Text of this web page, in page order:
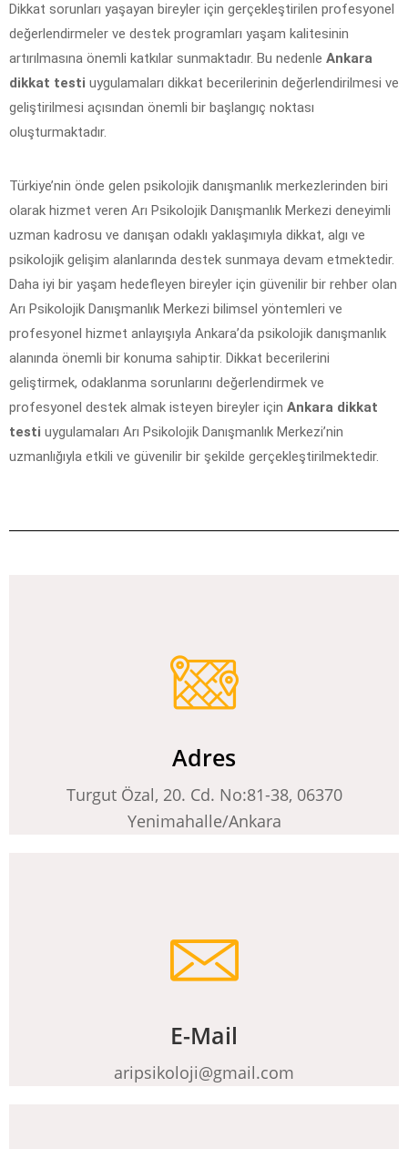
Dikkat sorunları yaşayan bireyler için gerçekleştirilen profesyonel
değerlendirmeler ve destek programları yaşam kalitesinin
artırılmasına önemli katkılar sunmaktadır. Bu nedenle Ankara
dikkat testi uygulamaları dikkat becerilerinin değerlendirilmesi ve
geliştirilmesi açısından önemli bir başlangıç noktası
oluşturmaktadır.
Türkiye’nin önde gelen psikolojik danışmanlık merkezlerinden biri
olarak hizmet veren Arı Psikolojik Danışmanlık Merkezi deneyimli
uzman kadrosu ve danışan odaklı yaklaşımıyla dikkat, algı ve
psikolojik gelişim alanlarında destek sunmaya devam etmektedir.
Daha iyi bir yaşam hedefleyen bireyler için güvenilir bir rehber olan
Arı Psikolojik Danışmanlık Merkezi bilimsel yöntemleri ve
profesyonel hizmet anlayışıyla Ankara’da psikolojik danışmanlık
alanında önemli bir konuma sahiptir. Dikkat becerilerini
geliştirmek, odaklanma sorunlarını değerlendirmek ve
profesyonel destek almak isteyen bireyler için Ankara dikkat
testi uygulamaları Arı Psikolojik Danışmanlık Merkezi’nin
uzmanlığıyla etkili ve güvenilir bir şekilde gerçekleştirilmektedir.
Adres
Turgut Özal, 20. Cd. No:81-38, 06370
Yenimahalle/Ankara
E-Mail
aripsikoloji@gmail.com